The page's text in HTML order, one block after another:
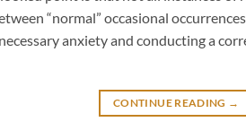
“normal” occasional
anxiety and conducting a
CONTINUE READING →